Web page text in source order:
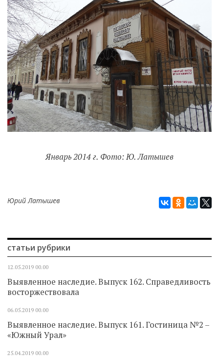
Январь 2014 г. Фото: Ю. Латышев
Юрий Латышев
статьи рубрики
12.05.2019 00.00
Выявленное наследие. Выпуск 162. Справедливость
восторжествовала
06.05.2019 00.00
Выявленное наследие. Выпуск 161. Гостиница №2 –
«Южный Урал»
25.04.2019 00.00